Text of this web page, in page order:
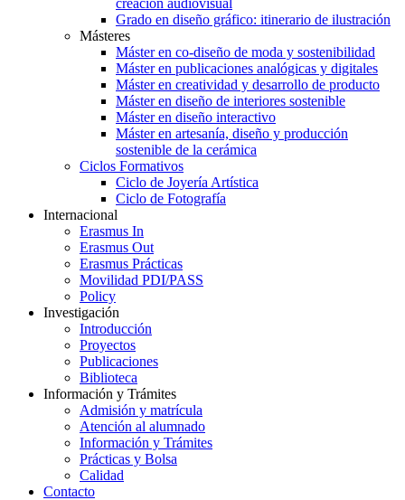
creación audiovisual
Grado en diseño gráfico: itinerario de ilustración
Másteres
Máster en co-diseño de moda y sostenibilidad
Máster en publicaciones analógicas y digitales
Máster en creatividad y desarrollo de producto
Máster en diseño de interiores sostenible
Máster en diseño interactivo
Máster en artesanía, diseño y producción
sostenible de la cerámica
Ciclos Formativos
Ciclo de Joyería Artística
Ciclo de Fotografía
Internacional
Erasmus In
Erasmus Out
Erasmus Prácticas
Movilidad PDI/PASS
Policy
Investigación
Introducción
Proyectos
Publicaciones
Biblioteca
Información y Trámites
Admisión y matrícula
Atención al alumnado
Información y Trámites
Prácticas y Bolsa
Calidad
Contacto